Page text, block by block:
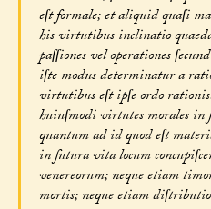
eſt formale; et aliquid quaſi
his virtutibus inclinatio
paſſiones vel operationes
iſte modus determinatur a
virtutibus eſt ipſe ordo
huiuſmodi virtutes morales
quantum ad id quod eſt
in futura vita locum
venereorum; neque etiam
mortis; neque etiam